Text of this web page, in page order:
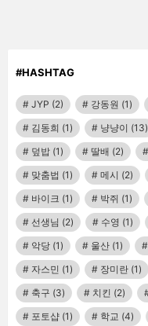
#HASHTAG
JYP (2) 강동원 (1)
김동희 (1) 냥냥이 (13)
덮밥 (1) 딸배 (2)
맞춤법 (1) 메시 (2)
바이크 (1) 박쥐 (1)
선생님 (2) 수영 (1)
악당 (1) 울산 (1)
자스민 (1) 장미란 (1)
축구 (3) 치킨 (2)
포토샵 (1) 학교 (4)